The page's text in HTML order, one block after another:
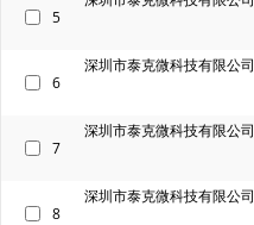
5
6
深圳市泰克微科技有限公司
7
深圳市泰克微科技有限公司
8
深圳市泰克微科技有限公司